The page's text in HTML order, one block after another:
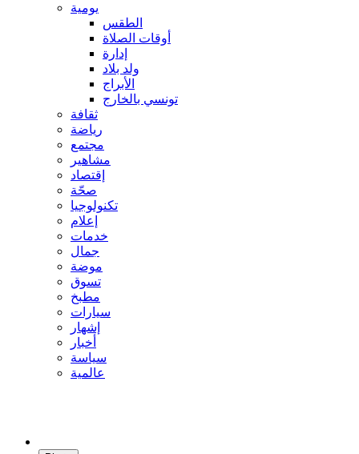
يومية
الطقس
أوقات الصلاة
إدارة
ولد بلاد
الأبراج
تونسي بالخارج
ثقافة
رياضة
مجتمع
مشاهير
إقتصاد
صحّة
تكنولوجيا
إعلام
خدمات
جمال
موضة
تسوق
مطبخ
سيارات
إشهار
أخبار
سياسة
عالمية